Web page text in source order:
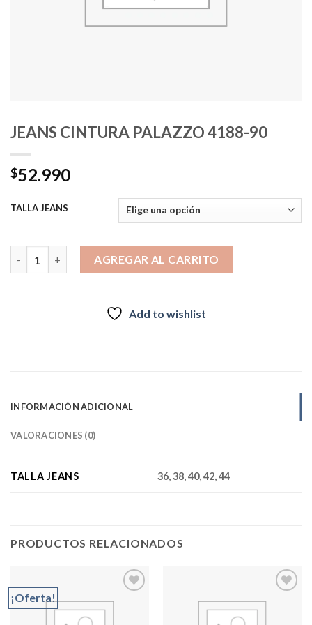
JEANS CINTURA PALAZZO 4188-90
$52.990
TALLA JEANS
AGREGAR AL CARRITO
Add to wishlist
INFORMACIÓN ADICIONAL
VALORACIONES (0)
TALLA JEANS 36, 38, 40, 42, 44
PRODUCTOS RELACIONADOS
¡Oferta!